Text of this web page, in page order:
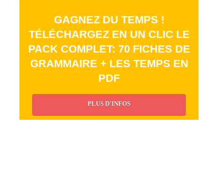
GAGNEZ DU TEMPS !
TÉLÉCHARGEZ EN UN CLIC LE
PACK COMPLET: 70 FICHES DE
GRAMMAIRE + LES TEMPS EN
PDF
PLUS D'INFOS